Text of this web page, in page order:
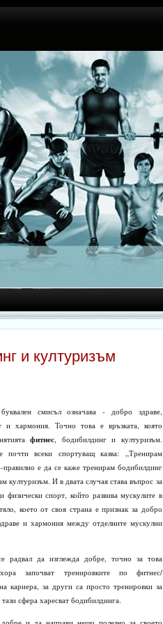
и културизъм
смисъл означава - добро здраве,
и хармония. Точно това е връзката, която
фитнес, бодибилдинг и културизъм.
почти всеки спортуващ казва: „Тренирам
правилно е да се каже тренирам бодибилдинг
културизъм. И в двата случая става въпрос за
физически спорт, който развива мускулите в
което от своя страна е признак за добро
и хармония между отделните мускулни
радвал да изглежда добре, точно за това
започват тренировките по фитнес/
кариера, за други са просто тренировки за
сфера харесват бодибилдинга.